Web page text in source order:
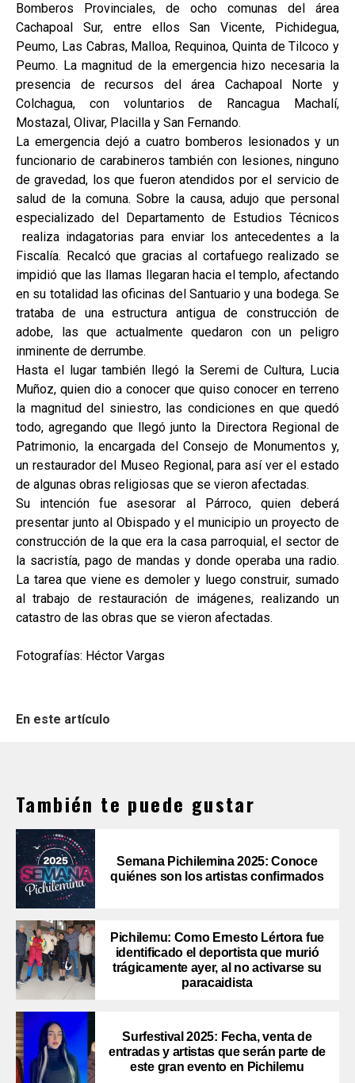
Bomberos Provinciales, de ocho comunas del área
Cachapoal Sur, entre ellos San Vicente, Pichidegua,
Peumo, Las Cabras, Malloa, Requinoa, Quinta de Tilcoco y
Peumo. La magnitud de la emergencia hizo necesaria la
presencia de recursos del área Cachapoal Norte y
Colchagua, con voluntarios de Rancagua Machalí,
Mostazal, Olivar, Placilla y San Fernando.
La emergencia dejó a cuatro bomberos lesionados y un
funcionario de carabineros también con lesiones, ninguno
de gravedad, los que fueron atendidos por el servicio de
salud de la comuna. Sobre la causa, adujo que personal
especializado del Departamento de Estudios Técnicos
realiza indagatorias para enviar los antecedentes a la
Fiscalía. Recalcó que gracias al cortafuego realizado se
impidió que las llamas llegaran hacia el templo, afectando
en su totalidad las oficinas del Santuario y una bodega. Se
trataba de una estructura antigua de construcción de
adobe, las que actualmente quedaron con un peligro
inminente de derrumbe.
Hasta el lugar también llegó la Seremi de Cultura, Lucia
Muñoz, quien dio a conocer que quiso conocer en terreno
la magnitud del siniestro, las condiciones en que quedó
todo, agregando que llegó junto la Directora Regional de
Patrimonio, la encargada del Consejo de Monumentos y,
un restaurador del Museo Regional, para así ver el estado
de algunas obras religiosas que se vieron afectadas.
Su intención fue asesorar al Párroco, quien deberá
presentar junto al Obispado y el municipio un proyecto de
construcción de la que era la casa parroquial, el sector de
la sacristía, pago de mandas y donde operaba una radio.
La tarea que viene es demoler y luego construir, sumado
al trabajo de restauración de imágenes, realizando un
catastro de las obras que se vieron afectadas.
Fotografías: Héctor Vargas
En este artículo
También te puede gustar
Semana Pichilemina 2025: Conoce
quiénes son los artistas confirmados
Pichilemu: Como Ernesto Lértora fue
identificado el deportista que murió
trágicamente ayer, al no activarse su
paracaidista
Surfestival 2025: Fecha, venta de
entradas y artistas que serán parte de
este gran evento en Pichilemu